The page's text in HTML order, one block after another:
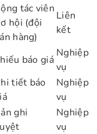
tác viên
hội (đội
hàng)
Liên
kết
báo giá
Nghiệp
vụ
tiết báo
Nghiệp
vụ
ghi
Nghiệp
vụ